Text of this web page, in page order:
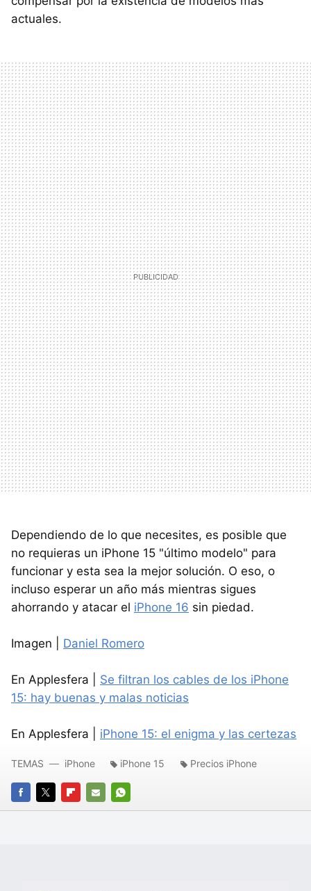
actuales.
Dependiendo de lo que necesites, es posible que
no requieras un iPhone 15 "último modelo" para
funcionar y esta sea la mejor solución. O eso, o
incluso esperar un año más mientras sigues
ahorrando y atacar el iPhone 16 sin piedad.
Imagen | Daniel Romero
En Applesfera | Se filtran los cables de los iPhone
15: hay buenas y malas noticias
En Applesfera | iPhone 15: el enigma y las certezas
FACEBOOK
TWITTERFLIPBOARD
E-
WHATSAPP
TEMAS iPhone iPhone 15 Precios iPhone